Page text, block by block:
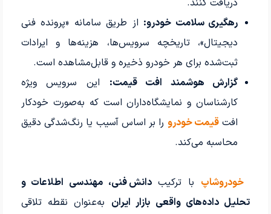
دریافت کنند.
رهگیری سلامت خودرو: از طریق سامانه «پرونده فنی
دیجیتال»، تاریخچه سرویس‌ها، هزینه‌ها و ایرادات
ثبت‌شده برای هر خودرو ذخیره و قابل‌مشاهده است.
گزارش هوشمند افت قیمت: این سرویس ویژه
کارشناسان و نمایشگاه‌داران است که به‌صورت خودکار
افتقیمت خودرو را بر اساس آسیب یا رنگ‌شدگی دقیق
محاسبه می‌کند.
خودروشاپ با ترکیبدانش فنی، مهندسی اطلاعات و
تحلیل داده‌های واقعی بازار ایران به‌عنوان نقطه تلاقی